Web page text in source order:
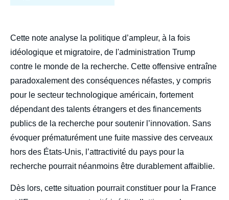
body
Cette note analyse la politique d’ampleur, à la fois
idéologique et migratoire, de l'administration Trump
contre le monde de la recherche. Cette offensive entraîne
paradoxalement des conséquences néfastes, y compris
pour le secteur technologique américain, fortement
dépendant des talents étrangers et des financements
publics de la recherche pour soutenir l’innovation. Sans
évoquer prématurément une fuite massive des cerveaux
hors des États-Unis, l’attractivité du pays pour la
recherche pourrait néanmoins être durablement affaiblie.
Dès lors, cette situation pourrait constituer pour la France